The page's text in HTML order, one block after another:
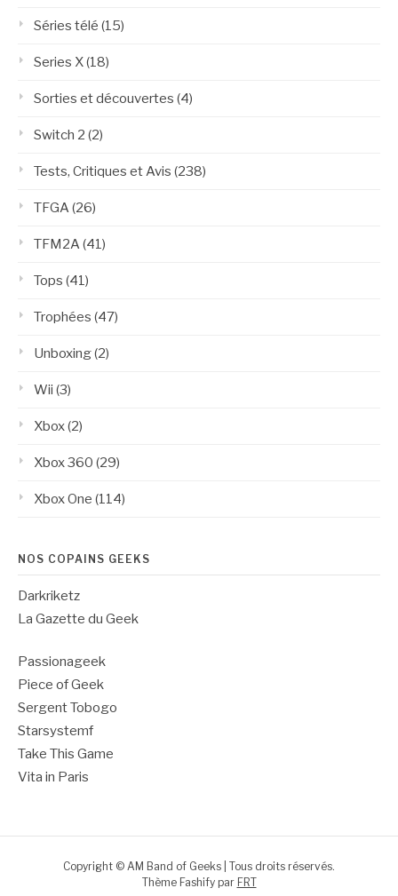
Séries télé (15)
Series X(18)
Sorties et découvertes (4)
Switch 2 (2)
Tests, Critiques et Avis (238)
TFGA(26)
TFM2A(41)
Tops (41)
Trophées (47)
Unboxing(2)
Wii (3)
Xbox(2)
Xbox 360 (29)
Xbox One (114)
NOS COPAINS GEEKS
Darkriketz
La Gazette du Geek
Passionageek
Piece of Geek
Sergent Tobogo
Starsystemf
Take This Game
Vita in Paris
Copyright © AM Band of Geeks | Tous droits réservés.
Thème Fashify par FRT